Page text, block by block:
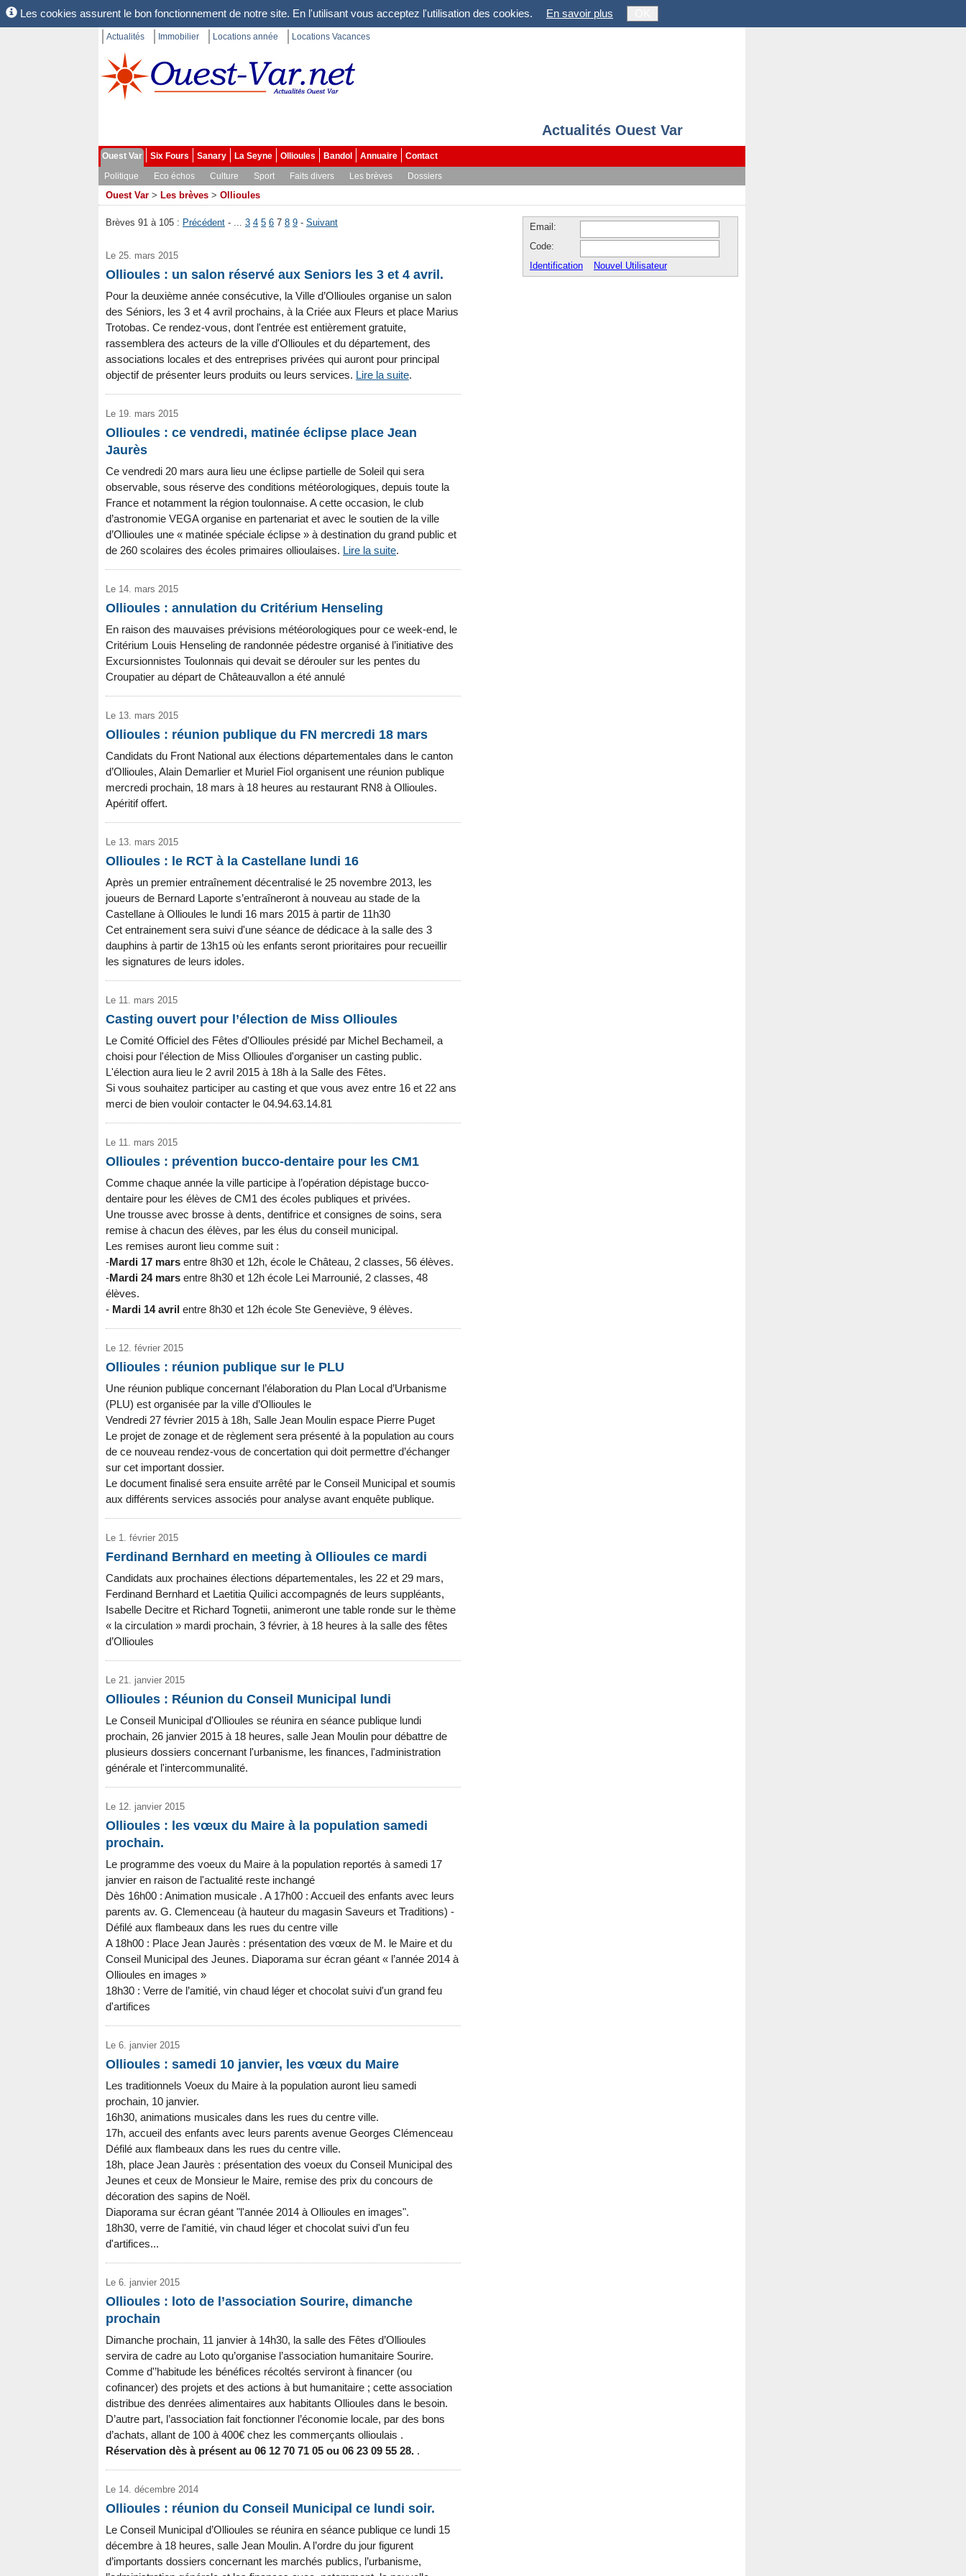
Les cookies assurent le bon fonctionnement de notre site. En l'utilisant vous acceptez l'utilisation des cookies. En savoir plus
Actualités Immobilier Locations année Locations Vacances
Actualités Ouest Var
Ouest Var Six Fours Sanary La Seyne Ollioules Bandol Annuaire
Contact
Politique
Eco échos Culture Sport Faits divers Les brèves Dossiers
Ouest Var > Les brèves > Ollioules
Brèves 91 à 105 : Précédent - ... 3 4 5 6 7 8 9 - Suivant
Le 25. mars 2015
Ollioules : un salon réservé aux Seniors les 3 et 4 avril.
Pour la deuxième année consécutive, la Ville d’Ollioules organise un salon
des Séniors, les 3 et 4 avril prochains, à la Criée aux Fleurs et place Marius
Trotobas. Ce rendez-vous, dont l'entrée est entièrement gratuite,
rassemblera des acteurs de la ville d'Ollioules et du département, des
associations locales et des entreprises privées qui auront pour principal
objectif de présenter leurs produits ou leurs services. Lire la suite.
Le 19. mars 2015
Ollioules : ce vendredi, matinée éclipse place Jean
Jaurès
Ce vendredi 20 mars aura lieu une éclipse partielle de Soleil qui sera
observable, sous réserve des conditions météorologiques, depuis toute la
France et notamment la région toulonnaise. A cette occasion, le club
d’astronomie VEGA organise en partenariat et avec le soutien de la ville
d’Ollioules une « matinée spéciale éclipse » à destination du grand public et
de 260 scolaires des écoles primaires ollioulaises. Lire la suite.
Le 14. mars 2015
Ollioules : annulation du Critérium Henseling
En raison des mauvaises prévisions météorologiques pour ce week-end, le
Critérium Louis Henseling de randonnée pédestre organisé à l’initiative des
Excursionnistes Toulonnais qui devait se dérouler sur les pentes du
Croupatier au départ de Châteauvallon a été annulé
Le 13. mars 2015
Ollioules : réunion publique du FN mercredi 18 mars
Candidats du Front National aux élections départementales dans le canton
d’Ollioules, Alain Demarlier et Muriel Fiol organisent une réunion publique
mercredi prochain, 18 mars à 18 heures au restaurant RN8 à Ollioules.
Apéritif offert.
Le 13. mars 2015
Ollioules : le RCT à la Castellane lundi 16
Après un premier entraînement décentralisé le 25 novembre 2013, les
joueurs de Bernard Laporte s’entraîneront à nouveau au stade de la
Castellane à Ollioules le lundi 16 mars 2015 à partir de 11h30
Cet entrainement sera suivi d'une séance de dédicace à la salle des 3
dauphins à partir de 13h15 où les enfants seront prioritaires pour recueillir
les signatures de leurs idoles.
Le 11. mars 2015
Casting ouvert pour l’élection de Miss Ollioules
Le Comité Officiel des Fêtes d'Ollioules présidé par Michel Bechameil, a
choisi pour l'élection de Miss Ollioules d'organiser un casting public.
L'élection aura lieu le 2 avril 2015 à 18h à la Salle des Fêtes.
Si vous souhaitez participer au casting et que vous avez entre 16 et 22 ans
merci de bien vouloir contacter le 04.94.63.14.81
Le 11. mars 2015
Ollioules : prévention bucco-dentaire pour les CM1
Comme chaque année la ville participe à l’opération dépistage bucco-
dentaire pour les élèves de CM1 des écoles publiques et privées.
Une trousse avec brosse à dents, dentifrice et consignes de soins, sera
remise à chacun des élèves, par les élus du conseil municipal.
Les remises auront lieu comme suit :
-Mardi 17 mars entre 8h30 et 12h, école le Château, 2 classes, 56 élèves.
-Mardi 24 mars entre 8h30 et 12h école Lei Marrounié, 2 classes, 48
élèves.
- Mardi 14 avril entre 8h30 et 12h école Ste Geneviève, 9 élèves.
Le 12. février 2015
Ollioules : réunion publique sur le PLU
Une réunion publique concernant l’élaboration du Plan Local d’Urbanisme
(PLU) est organisée par la ville d’Ollioules le
Vendredi 27 février 2015 à 18h, Salle Jean Moulin espace Pierre Puget
Le projet de zonage et de règlement sera présenté à la population au cours
de ce nouveau rendez-vous de concertation qui doit permettre d’échanger
sur cet important dossier.
Le document finalisé sera ensuite arrêté par le Conseil Municipal et soumis
aux différents services associés pour analyse avant enquête publique.
Le 1. février 2015
Ferdinand Bernhard en meeting à Ollioules ce mardi
Candidats aux prochaines élections départementales, les 22 et 29 mars,
Ferdinand Bernhard et Laetitia Quilici accompagnés de leurs suppléants,
Isabelle Decitre et Richard Tognetii, animeront une table ronde sur le thème
« la circulation » mardi prochain, 3 février, à 18 heures à la salle des fêtes
d’Ollioules
Le 21. janvier 2015
Ollioules : Réunion du Conseil Municipal lundi
Le Conseil Municipal d'Ollioules se réunira en séance publique lundi
prochain, 26 janvier 2015 à 18 heures, salle Jean Moulin pour débattre de
plusieurs dossiers concernant l'urbanisme, les finances, l'administration
générale et l'intercommunalité.
Le 12. janvier 2015
Ollioules : les vœux du Maire à la population samedi
prochain.
Le programme des voeux du Maire à la population reportés à samedi 17
janvier en raison de l'actualité reste inchangé
Dès 16h00 : Animation musicale . A 17h00 : Accueil des enfants avec leurs
parents av. G. Clemenceau (à hauteur du magasin Saveurs et Traditions) -
Défilé aux flambeaux dans les rues du centre ville
A 18h00 : Place Jean Jaurès : présentation des vœux de M. le Maire et du
Conseil Municipal des Jeunes. Diaporama sur écran géant « l’année 2014 à
Ollioules en images »
18h30 : Verre de l’amitié, vin chaud léger et chocolat suivi d'un grand feu
d'artifices
Le 6. janvier 2015
Ollioules : samedi 10 janvier, les vœux du Maire
Les traditionnels Voeux du Maire à la population auront lieu samedi
prochain, 10 janvier.
16h30, animations musicales dans les rues du centre ville.
17h, accueil des enfants avec leurs parents avenue Georges Clémenceau
Défilé aux flambeaux dans les rues du centre ville.
18h, place Jean Jaurès : présentation des voeux du Conseil Municipal des
Jeunes et ceux de Monsieur le Maire, remise des prix du concours de
décoration des sapins de Noël.
Diaporama sur écran géant "l'année 2014 à Ollioules en images".
18h30, verre de l'amitié, vin chaud léger et chocolat suivi d'un feu
d'artifices...
Le 6. janvier 2015
Ollioules : loto de l’association Sourire, dimanche
prochain
Dimanche prochain, 11 janvier à 14h30, la salle des Fêtes d’Ollioules
servira de cadre au Loto qu’organise l’association humanitaire Sourire.
Comme d'’habitude les bénéfices récoltés serviront à financer (ou
cofinancer) des projets et des actions à but humanitaire ; cette association
distribue des denrées alimentaires aux habitants Ollioules dans le besoin.
D’autre part, l’association fait fonctionner l’économie locale, par des bons
d’achats, allant de 100 à 400€ chez les commerçants ollioulais .
Réservation dès à présent au 06 12 70 71 05 ou 06 23 09 55 28. .
Le 14. décembre 2014
Ollioules : réunion du Conseil Municipal ce lundi soir.
Le Conseil Municipal d’Ollioules se réunira en séance publique ce lundi 15
décembre à 18 heures, salle Jean Moulin. A l’ordre du jour figurent
d’importants dossiers concernant les marchés publics, l’urbanisme,
Email:
Code:
Identification
Nouvel Utilisateur